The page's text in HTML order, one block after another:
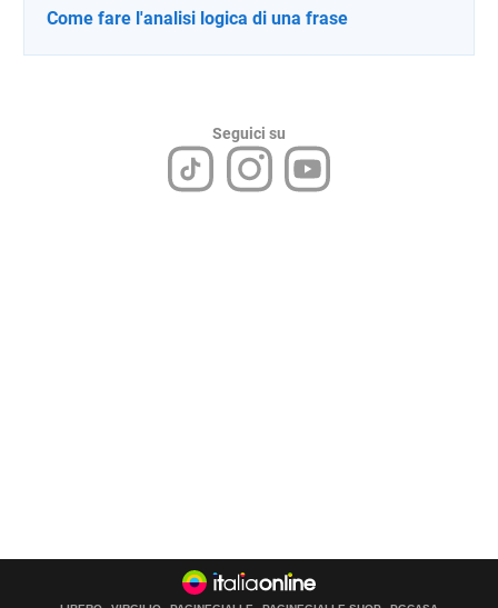
Come fare l'analisi logica di una frase
Seguici su